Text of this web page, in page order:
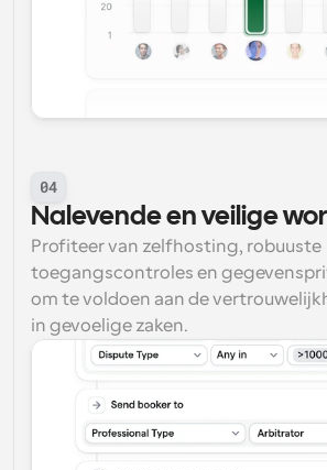
04
Nalevende en veilige
Profiteer van zelfhosting, robuuste
toegangscontroles en
om te voldoen aan de
in gevoelige zaken.